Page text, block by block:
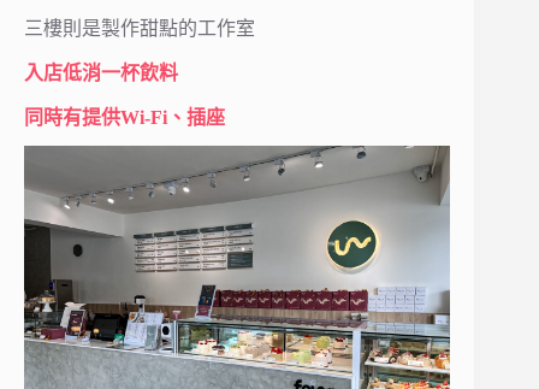
三樓則是製作甜點的工作室
入店低消一杯飲料
同時有提供Wi-Fi、插座